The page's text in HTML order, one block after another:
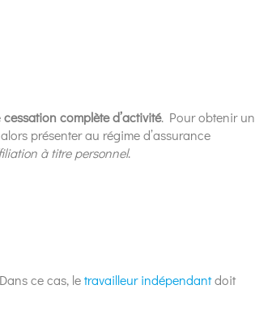
cessation complète d’activité. Pour obtenir un
présenter au régime d’assurance
à titre personnel.
ce cas, letravailleur indépendantdoit